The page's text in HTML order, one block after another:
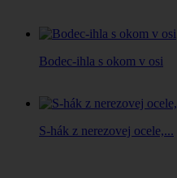
Bodec-ihla s okom v osi
S-hák z nerezovej ocele,...